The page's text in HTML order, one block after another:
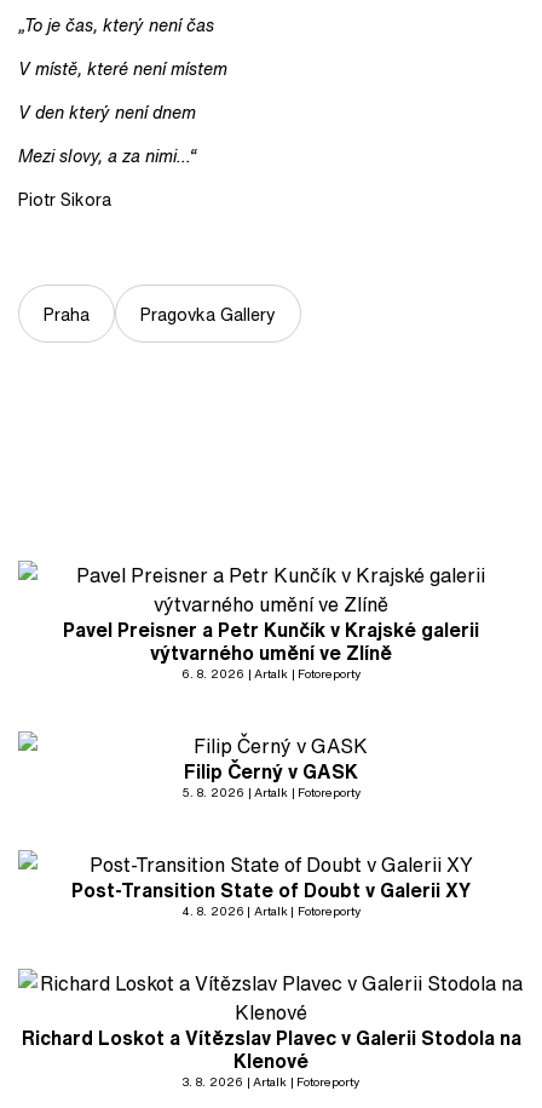
„To je čas, který není čas
V místě, které není místem
V den který není dnem
Mezi slovy, a za nimi…“
Piotr Sikora
Praha Pragovka Gallery
Pavel Preisner a Petr Kunčík v Krajské galerii
výtvarného umění ve Zlíně
6. 8. 2026 Artalk Fotoreporty
Filip Černý v GASK
5. 8. 2026 Artalk Fotoreporty
Post-Transition State of Doubt v Galerii XY
4. 8. 2026 Artalk Fotoreporty
Richard Loskot a Vítězslav Plavec v Galerii Stodola na
Klenové
3. 8. 2026 Artalk Fotoreporty